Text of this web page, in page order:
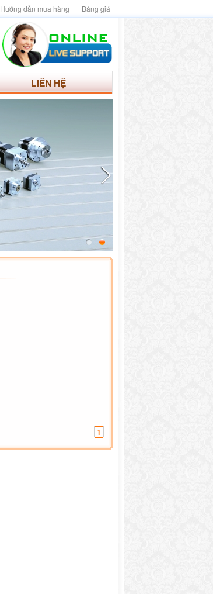
Bảng giá
Hướng dẫn mua hàng
LIÊN HỆ
1